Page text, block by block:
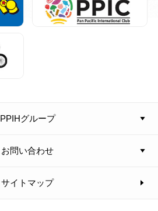
PPIHグループ
お問い合わせ
サイトマップ